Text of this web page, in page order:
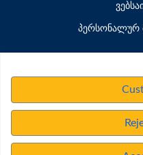
პერსონალურ